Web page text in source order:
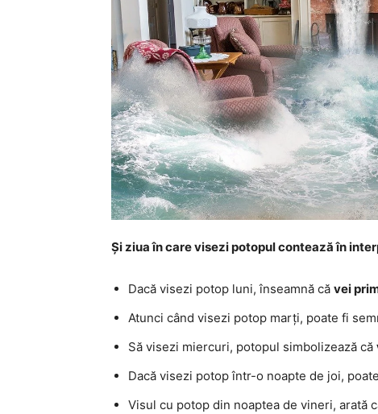
Și ziua în care visezi potopul contează în
Dacă visezi potop luni, înseamnă că vei
Atunci când visezi potop marți, poate fi
Să visezi miercuri, potopul simbolizează că
Dacă visezi potop într-o noapte de joi,
Visul cu potop din noaptea de vineri, arată